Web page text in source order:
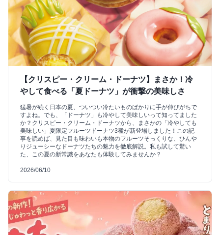
【クリスピー・クリーム・ドーナツ】まさか！冷
やして食べる「夏ドーナツ」が衝撃の美味しさ
猛暑が続く日本の夏、ついつい冷たいものばかりに手が伸びがちで
すよね。でも、「ドーナツ」も冷やして美味しいって知ってました
か？クリスピー・クリーム・ドーナツから、まさかの「冷やしても
美味しい」夏限定フルーツドーナツ3種が新登場しました！この記
事を読めば、見た目も味わいも本物のフルーツそっくりな、ひんや
りジューシーなドーナツたちの魅力を徹底解説。私も試して驚い
た、この夏の新常識をあなたも体験してみませんか？
2026/06/10